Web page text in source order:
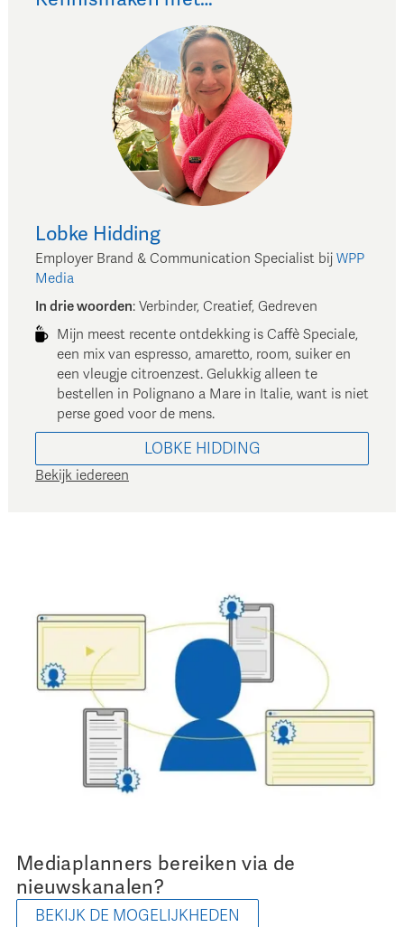
Lobke Hidding
Employer Brand & Communication Specialist bij WPP
Media
In drie woorden: Verbinder, Creatief, Gedreven
Mijn meest recente ontdekking is Caffè Speciale,
een mix van espresso, amaretto, room, suiker en
een vleugje citroenzest. Gelukkig alleen te
bestellen in Polignano a Mare in Italie, want is niet
perse goed voor de mens.
LOBKE HIDDING
Bekijk iedereen
Mediaplanners bereiken via de
nieuwskanalen?
BEKIJK DE MOGELIJKHEDEN